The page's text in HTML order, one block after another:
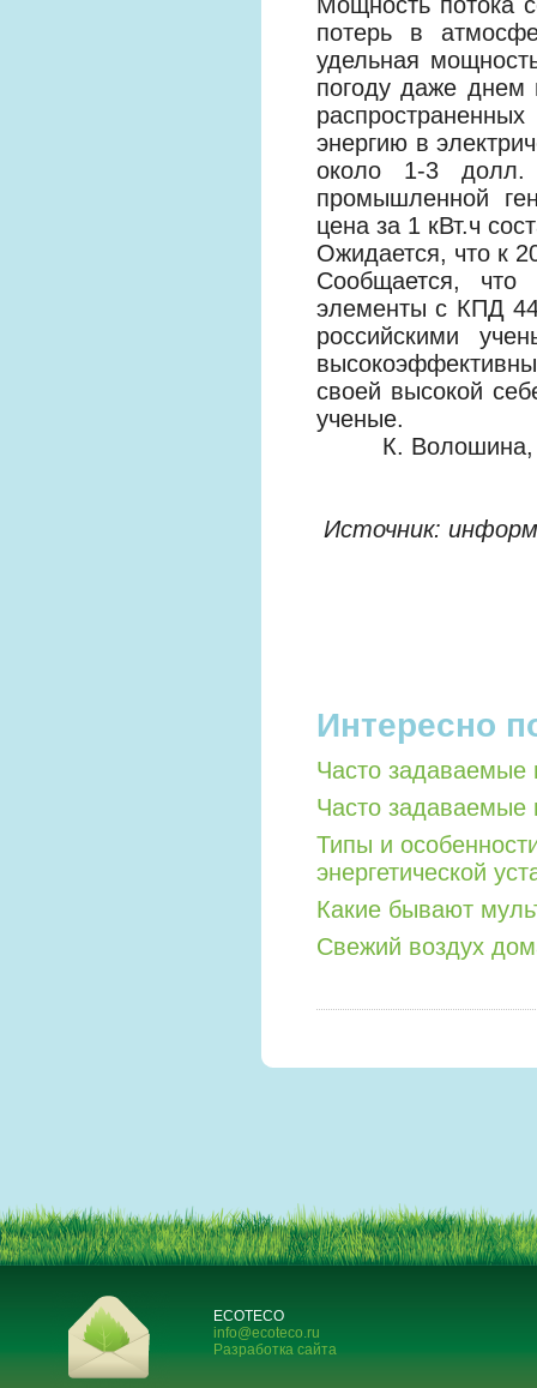
потерь в
удельная
погоду даже
энергию в
около 1-3
промышленной
цена за 1 кВт.ч
Ожидается, что к
Сообщается, что
элементы с КПД
российскими
своей высокой
ученые.
К. Волошина
Источник:
Интересно
Часто задаваемые
Часто задаваемые
Типы и
энергетической
Какие бывают
Свежий воздух
ECOTECO
info@ecoteco.ru
Разработка сайта